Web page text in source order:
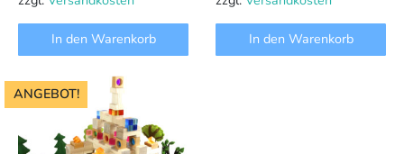
In den Warenkorb In den Warenkorb
ANGEBOT!